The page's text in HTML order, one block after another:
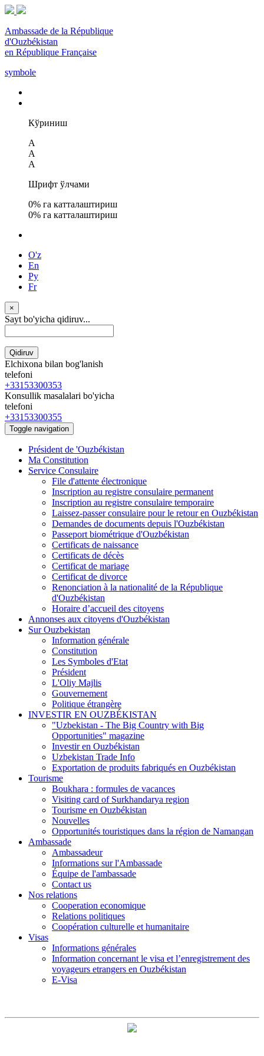
Ambassade de la République
d'Ouzbékistan
en République Française
symbole
Кўриниш
A
A
A
Шрифт ўлчами
0% га катталаштириш
0% га катталаштириш
O'z
En
Ру
Fr
×
Sayt bo'yicha qidiruv...
Qidiruv
Elchixona bilan bog'lanish
telefoni
+33153300353
Konsullik masalalari bo'yicha
telefoni
+33153300355
Toggle navigation
Président de 'Ouzbékistan
Ma Constitution
Service Consulaire
File d'attente électronique
Inscription au registre consulaire permanent
Inscription au registre consulaire temporaire
Laissez-passer consulaire pour le retour en Ouzbékistan
Demandes de documents depuis l'Ouzbékistan
Passeport biométrique d'Ouzbékistan
Certificats de naissance
Certificats de décès
Certificat de mariage
Certificat de divorce
Renonciation à la nationalité de la République
d'Ouzbékistan
Horaire d’accueil des citoyens
Annonses aux citoyens d'Ouzbékistan
Sur Ouzbekistan
Information générale
Constitution
Les Symboles d'Etat
Président
L'Oliy Majlis
Gouvernement
Politique étrangère
INVESTIR EN OUZBÉKISTAN
"Uzbekistan - The Big Country with Big
Opportunities" magazine
Investir en Ouzbékistan
Uzbekistan Trade Info
Exportation de produits fabriqués en Ouzbékistan
Tourisme
Boukhara : formules de vacances
Visiting card of Surkhandarya region
Tourisme en Ouzbékistan
Nouvelles
Opportunités touristiques dans la région de Namangan
Ambassade
Ambassadeur
Informations sur l'Ambassade
Équipe de l'ambassade
Contact us
Nos relations
Cooperation economique
Relations politiques
Coopération culturelle et humanitaire
Visas
Informations générales
Information concernant le visa et l’enregistrement des
voyageurs etrangers en Ouzbékistan
E-Visa